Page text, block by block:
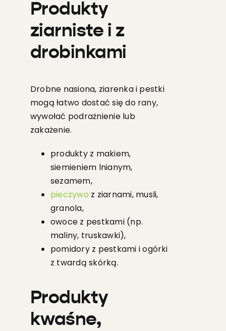
Produkty
ziarniste i z
drobinkami
Drobne nasiona, ziarenka i pestki
mogą łatwo dostać się do rany,
wywołać podrażnienie lub
zakażenie.
produkty z makiem,
siemieniem lnianym,
sezamem,
pieczywo z ziarnami, musli,
granola,
owoce z pestkami (np.
maliny, truskawki),
pomidory z pestkami i ogórki
z twardą skórką.
Produkty
kwaśne,